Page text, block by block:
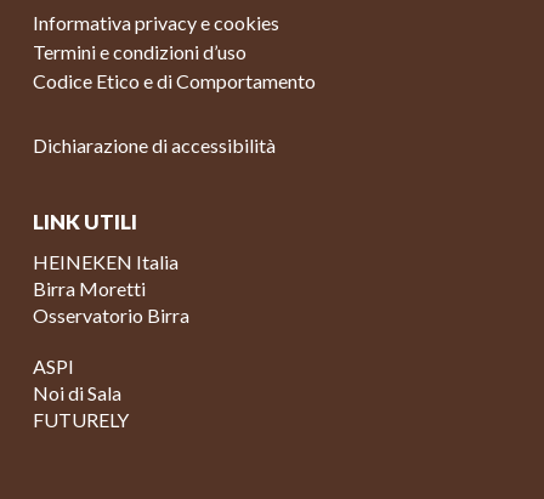
Informativa privacy e cookies
Termini e condizioni d’uso
Codice Etico e di Comportamento
Dichiarazione di accessibilità
LINK UTILI
HEINEKEN Italia
Birra Moretti
Osservatorio Birra
ASPI
Noi di Sala
FUTURELY